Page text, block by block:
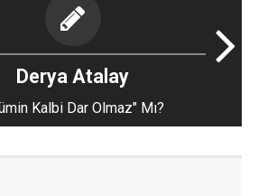
Derya Atalay
Kalbi Dar Olmaz" Mı?